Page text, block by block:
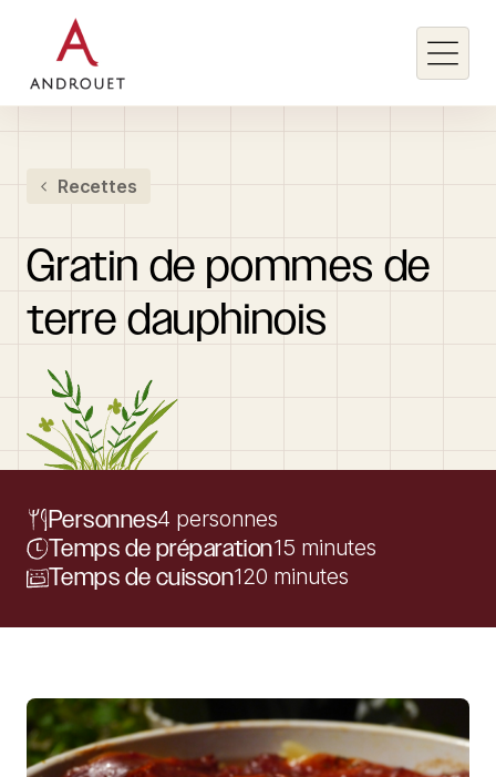
Rechercher un mot clé
Recettes
Gratin de pommes de
terre dauphinois
Personnes4 personnes
Temps de préparation15 minutes
Temps de cuisson120 minutes